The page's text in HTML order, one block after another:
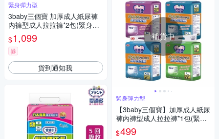
緊身彈力型
3baby三個寶 加厚成人紙尿褲
內褲型成人拉拉褲*2包(緊身彈
力型 側邊可撕)
$1,099
券
貨到通知我
補貨中
緊身彈力型
【3baby三個寶】加厚成人紙尿
褲內褲型成人拉拉褲*1包(緊身
彈力型 側邊可撕)
$499